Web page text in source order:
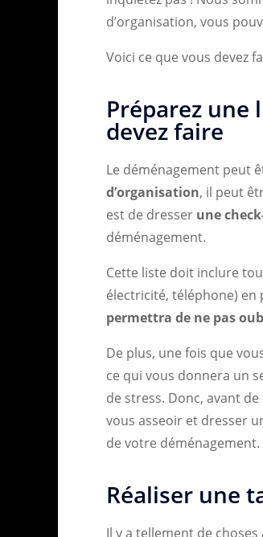
d’organisation, vous
Voici ce que vous devez
Préparez une
devez faire
Le déménagement peut
d’organisation, il peut
est de dresser une
déménagement.
Cette liste doit inclure
électricité, téléphone) en
permettra de ne pas
De plus, une fois que
ce qui vous donnera un
de stress. Donc, avant
vous asseoir et dresser
de votre déménagement.
Réaliser une
Il y a tellement de